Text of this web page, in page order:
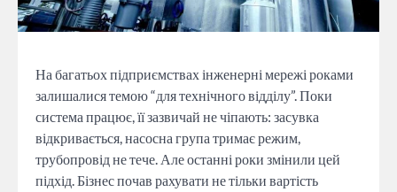
На багатьох підприємствах інженерні мережі роками
залишалися темою “для технічного відділу”. Поки
система працює, її зазвичай не чіпають: засувка
відкривається, насосна група тримає режим,
трубопровід не тече. Але останні роки змінили цей
підхід. Бізнес почав рахувати не тільки вартість